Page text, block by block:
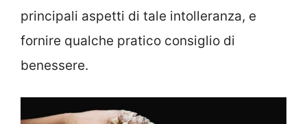
principali aspetti di tale intolleranza, e
fornire qualche pratico consiglio di
benessere.